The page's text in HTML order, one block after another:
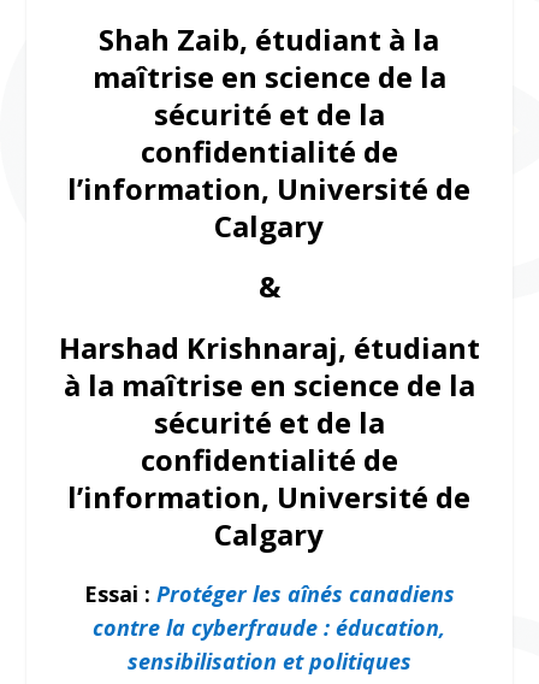
Shah Zaib, étudiant à la
maîtrise en science de la
sécurité et de la
confidentialité de
l’information, Université de
Calgary
&
Harshad Krishnaraj, étudiant
à la maîtrise en science de la
sécurité et de la
confidentialité de
l’information, Université de
Calgary
Essai : Protéger les aînés canadiens
contre la cyberfraude : éducation,
sensibilisation et politiques